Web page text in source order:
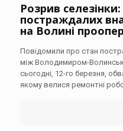
Розрив
постраждалих
на Волині
Повідомили про стан
між Володимиром-
сьогодні, 12-го березня,
якому велися ремонтні